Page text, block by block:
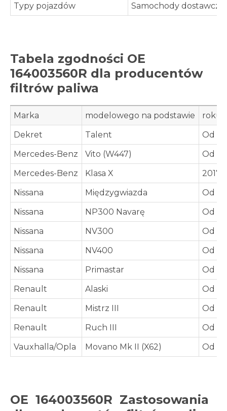
Typy pojazdów
Samochody
Tabela zgodności OE
164003560R dla producentów
filtrów paliwa
Marka modelowego na podstawie
roku
Dekret
Talent
Od
Mercedes-Benz
Vito (W447)
Od
Mercedes-Benz
Klasa X
Nissana
Międzygwiazda
Od
Nissana
NP300 Navarę
Od
Nissana
NV300
Od
Nissana
NV400
Od
Nissana
Primastar
Od
Renault
Alaski
Od
Renault
Mistrz III
Od
Renault
Ruch III
Od
Vauxhalla/Opla
Movano Mk II (X62) Od
OE 164003560R Zastosowania